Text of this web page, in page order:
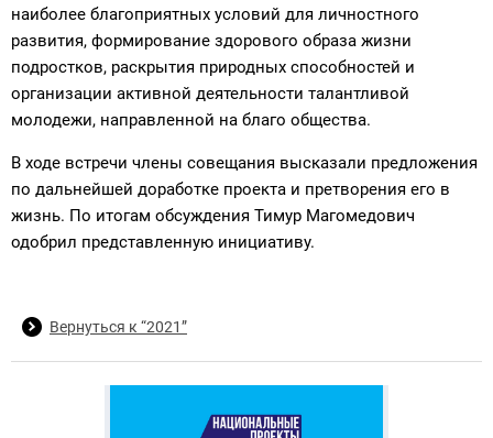
наиболее благоприятных условий для личностного
развития, формирование здорового образа жизни
подростков, раскрытия природных способностей и
организации активной деятельности талантливой
молодежи, направленной на благо общества.
В ходе встречи члены совещания высказали предложения
по дальнейшей доработке проекта и претворения его в
жизнь. По итогам обсуждения Тимур Магомедович
одобрил представленную инициативу.
Вернуться к “2021”